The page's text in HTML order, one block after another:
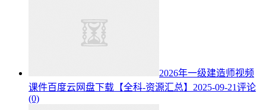
2026年一级建造师视频
课件百度云网盘下载【全科-资源汇总】 2025-09-21评论
(0)